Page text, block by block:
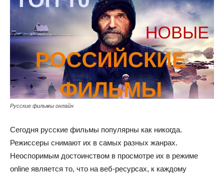
Русские фильмы онлайн
Сегодня русские фильмы популярны как никогда.
Режиссеры снимают их в самых разных жанрах.
Неоспоримым достоинством в просмотре их в режиме
online является то, что на веб-ресурсах, к каждому